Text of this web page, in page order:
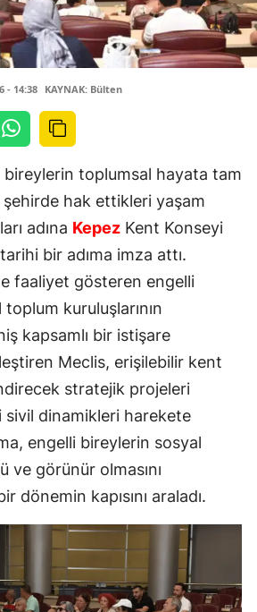
- 14:38 KAYNAK: Bülten
bireylerin toplumsal hayata tam
hak ettikleri yaşam
adına Kepez Kent Konseyi
bir adıma imza attı.
faaliyet gösteren engelli
kuruluşlarının
kapsamlı bir istişare
Meclis, erişilebilir kent
stratejik projeleri
sivil dinamikleri harekete
engelli bireylerin sosyal
ve görünür olmasını
dönemin kapısını araladı.